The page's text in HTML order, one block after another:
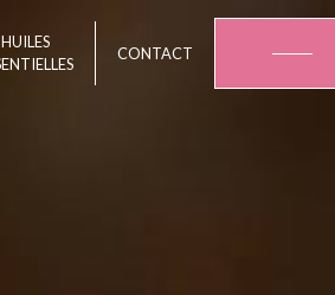
HUILES
CONTACT